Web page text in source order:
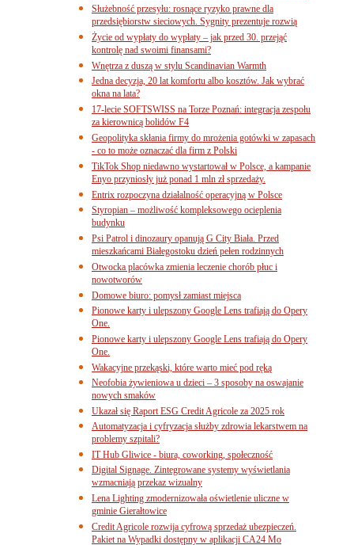
Służebność przesyłu: rosnące ryzyko prawne dla
przedsiębiorstw sieciowych. Sygnity prezentuje rozwią
Życie od wypłaty do wypłaty – jak przed 30. przejąć
kontrolę nad swoimi finansami?
Wnętrza z duszą w stylu Scandinavian Warmth
Jedna decyzja, 20 lat komfortu albo kosztów. Jak wybrać
okna na lata?
17-lecie SOFTSWISS na Torze Poznań: integracja zespołu
za kierownicą bolidów F4
Geopolityka skłania firmy do mrożenia gotówki w zapasach
- co to może oznaczać dla firm z Polski
TikTok Shop niedawno wystartował w Polsce, a kampanie
Enyo przyniosły już ponad 1 mln zł sprzedaży.
Entrix rozpoczyna działalność operacyjną w Polsce
Styropian – możliwość kompleksowego ocieplenia
budynku
Psi Patrol i dinozaury opanują G City Biała. Przed
mieszkańcami Białegostoku dzień pełen rodzinnych
Otwocka placówka zmienia leczenie chorób płuc i
nowotworów
Domowe biuro: pomysł zamiast miejsca
Pionowe karty i ulepszony Google Lens trafiają do Opery
One.
Pionowe karty i ulepszony Google Lens trafiają do Opery
One.
Wakacyjne przekąski, które warto mieć pod ręką
Neofobia żywieniowa u dzieci – 3 sposoby na oswajanie
nowych smaków
Ukazał się Raport ESG Credit Agricole za 2025 rok
Automatyzacja i cyfryzacja służby zdrowia lekarstwem na
problemy szpitali?
IT Hub Gliwice - biura, coworking, społeczność
Digital Signage. Zintegrowane systemy wyświetlania
wzmacniają przekaz wizualny
Lena Lighting zmodernizowała oświetlenie uliczne w
gminie Gierałtowice
Credit Agricole rozwija cyfrową sprzedaż ubezpieczeń.
Pakiet na Wypadki dostępny w aplikacji CA24 Mo